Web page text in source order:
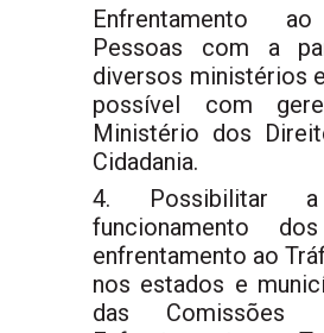
Enfrentamento
Pessoas com a
diversos ministérios
possível com
Ministério dos
Cidadania.
Possibilitar
funcionamento
enfrentamento ao
nos estados e
das Comissões